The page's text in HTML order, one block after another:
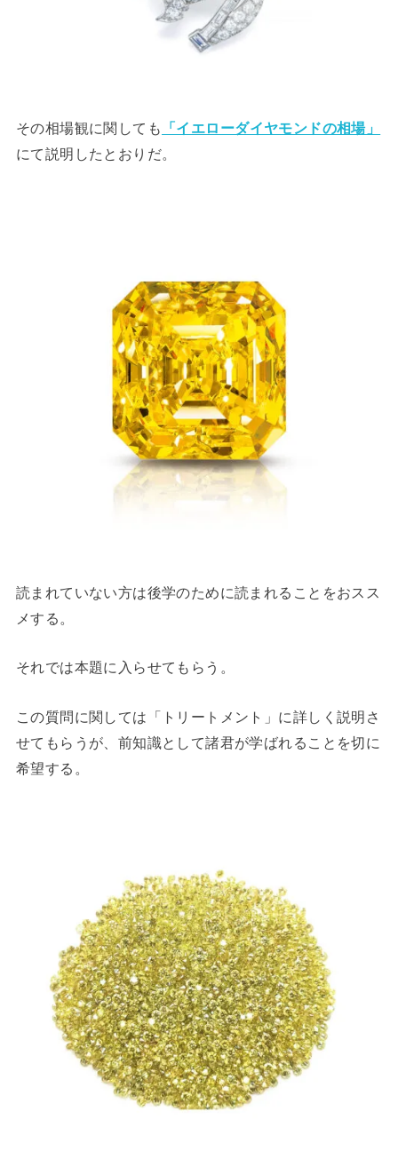
その相場観に関しても
「イエローダイヤモンドの相場」
にて説明したとおりだ。
読まれていない方は後学のために読まれることをおスス
メする。
それでは本題に入らせてもらう。
この質問に関しては「トリートメント」に詳しく説明さ
せてもらうが、前知識として諸君が学ばれることを切に
希望する。